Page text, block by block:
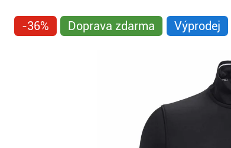
-36% Doprava zdarma Výprodej